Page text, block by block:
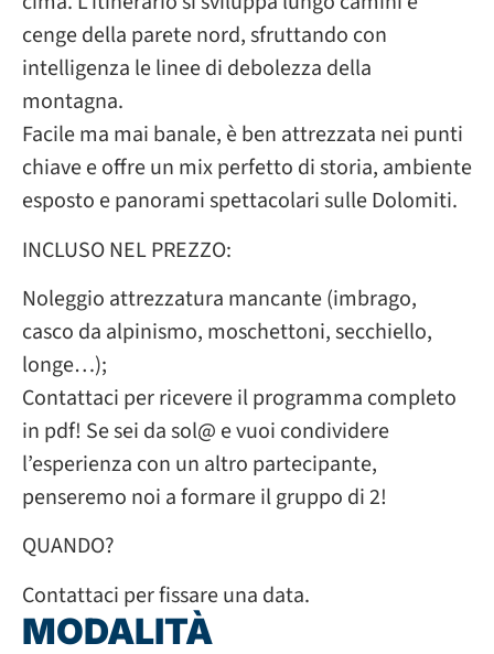
cenge della parete nord, sfruttando con
intelligenza le linee di debolezza della
montagna.
Facile ma mai banale, è ben attrezzata nei punti
chiave e offre un mix perfetto di storia, ambiente
esposto e panorami spettacolari sulle Dolomiti.
INCLUSO NEL PREZZO:
Noleggio attrezzatura mancante (imbrago,
casco da alpinismo, moschettoni, secchiello,
longe…);
Contattaci per ricevere il programma completo
in pdf! Se sei da sol@ e vuoi condividere
l’esperienza con un altro partecipante,
penseremo noi a formare il gruppo di 2!
QUANDO?
Contattaci per fissare una data.
MODALITÀ